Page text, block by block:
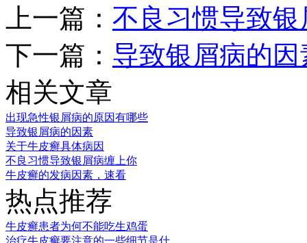
上一篇： 不良习惯导致
下一篇： 导致银屑病的因
相关文章
出现急性银屑病的原因有哪些
导致银屑病的因素
关于牛皮癣具体病因
不良习惯导致银屑病缠上你
牛皮癣的发病因素，速看
热点推荐
牛皮癣患者为何不能吃生鸡蛋
治疗牛皮癣要注意的一些细节是什